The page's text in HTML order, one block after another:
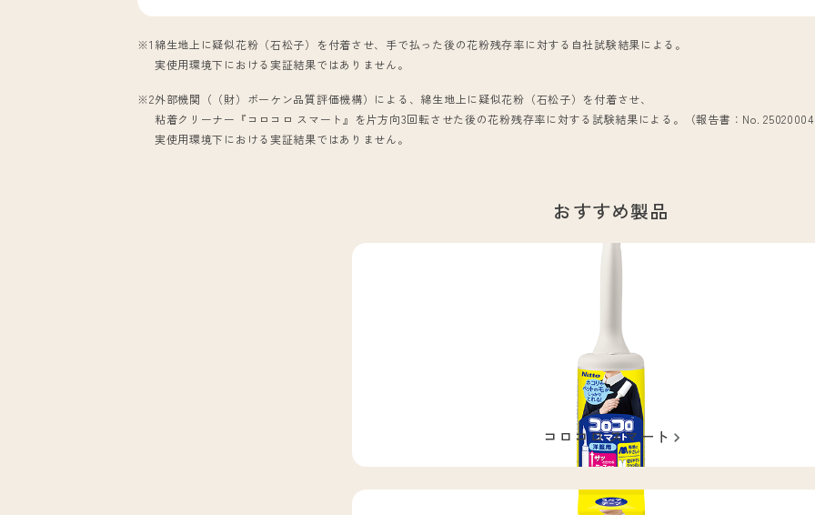
※1 綿生地上に疑似花粉（石松子）を付着させ、手で払った後の花粉残存率に対する自社試験結果による。
実使用環境下における実証結果ではありません。
※2外部機関（（財）ボーケン品質評価機構）による、綿生地上に疑似花粉（石松子）を付着させ、
粘着クリーナー『コロコロ スマート』を片方向3回転させた後の花粉残存率に対する試験結果による。
（報告書：No.
実使用環境下における実証結果ではありません。
おすすめ製品
コロコロ スマート